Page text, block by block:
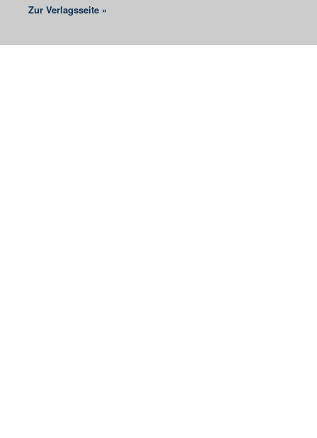
Zur Verlagsseite »